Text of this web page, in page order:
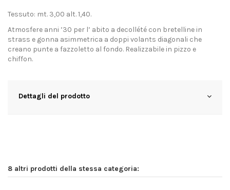
Tessuto: mt. 3,00 alt. 1,40.
Atmosfere anni ’30 per l’ abito a decollété con bretelline in
strass e gonna asimmetrica a doppi volants diagonali che
creano punte a fazzoletto al fondo. Realizzabile in pizzo e
chiffon.
Dettagli del prodotto
8 altri prodotti della stessa categoria: